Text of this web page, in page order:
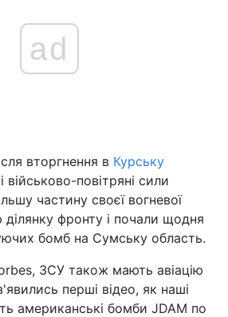
ad
вторгнення в Курську
військово-повітряні сили
частину своєї вогневої
фронту і почали щодня
бомб на Сумську область.
ЗСУ також мають авіацію
перші відео, як наші
американські бомби JDAM по